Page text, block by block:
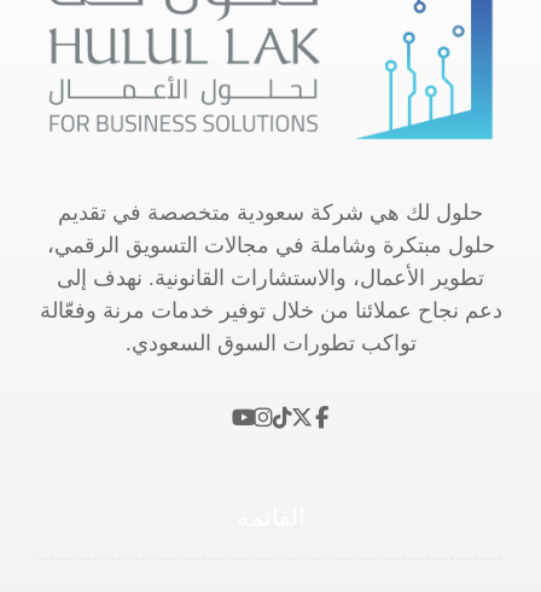
حلول لك هي شركة سعودية متخصصة في تقديم
حلول مبتكرة وشاملة في مجالات التسويق الرقمي،
تطوير الأعمال، والاستشارات القانونية. نهدف إلى
دعم نجاح عملائنا من خلال توفير خدمات مرنة وفعّالة
تواكب تطورات السوق السعودي.